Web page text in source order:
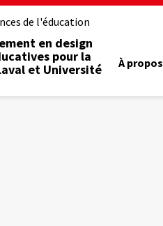
de l'éducation
en design
pour la
et Université
À propos